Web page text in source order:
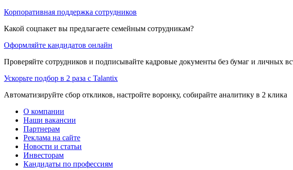
Корпоративная поддержка сотрудников
Какой соцпакет вы предлагаете семейным сотрудникам?
Оформляйте кандидатов онлайн
Проверяйте сотрудников и подписывайте кадровые документы без бумаг и личных
Ускорьте подбор в 2 раза с Talantix
Автоматизируйте сбор откликов, настройте воронку, собирайте аналитику в 2 клика
О компании
Наши вакансии
Партнерам
Реклама на сайте
Новости и статьи
Инвесторам
Кандидаты по профессиям